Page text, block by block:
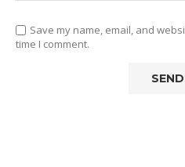
Save my name, email, and
time I comment.